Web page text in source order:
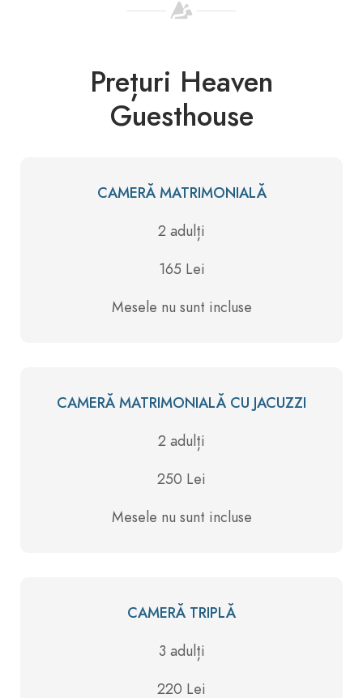
Prețuri Heaven
Guesthouse
CAMERĂ MATRIMONIALĂ
2 adulți
165 Lei
Mesele nu sunt incluse
CAMERĂ MATRIMONIALĂ CU JACUZZI
2 adulți
250 Lei
Mesele nu sunt incluse
CAMERĂ TRIPLĂ
3 adulți
220 Lei